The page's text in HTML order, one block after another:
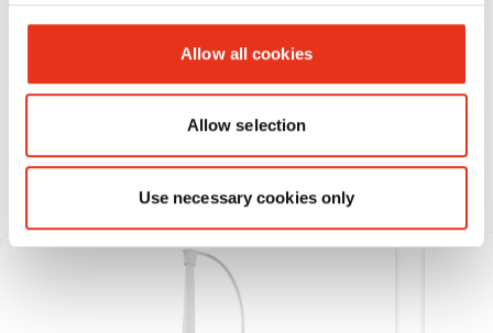
Allow all cookies
Allow selection
Use necessary cookies only
Verbrauchsmaterial